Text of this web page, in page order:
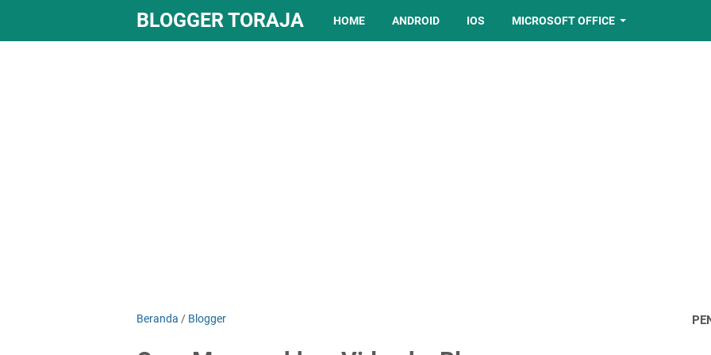
BLOGGER TORAJA HOME ANDROID IOS MICROSOFT OFFICE
Beranda / Blogger